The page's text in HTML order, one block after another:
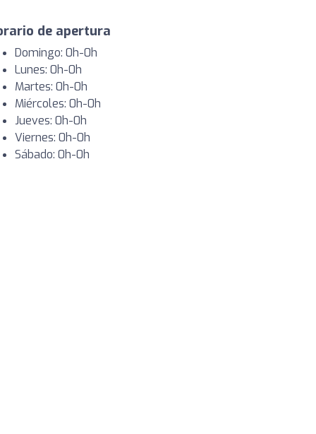
de apertura
Domingo: 0h-0h
Lunes: 0h-0h
Martes: 0h-0h
Miércoles: 0h-0h
Jueves: 0h-0h
Viernes: 0h-0h
Sábado: 0h-0h